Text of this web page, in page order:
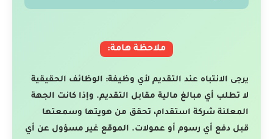
ملاحظة هامة:
يرجى الانتباه عند التقديم لأي وظيفة: الوظائف الحقيقية
لا تطلب أي مبالغ مالية مقابل التقديم. وإذا كانت الجهة
المعلنة شركة استقدام، تحقق من هويتها وسمعتها
قبل دفع أي رسوم أو عمولات. الموقع غير مسؤول عن أي